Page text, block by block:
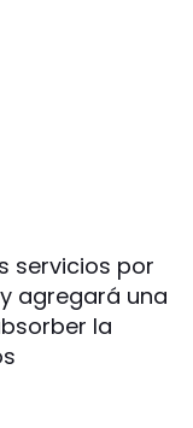
servicios por
agregará una
la